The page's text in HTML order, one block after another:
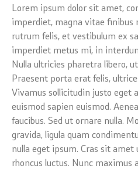
Lorem ipsum dolor sit amet,
imperdiet, magna vitae finibus
rutrum felis, et vestibulum ex
imperdiet metus mi, in
Nulla ultricies pharetra libero,
Praesent porta erat felis,
Vivamus sollicitudin justo eget
euismod sapien euismod.
faucibus. Sed ut ornare nulla.
gravida, ligula quam
nulla eget ipsum. Cras sit amet
rhoncus luctus. Nunc maximus